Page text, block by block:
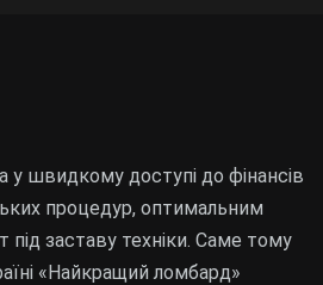
у швидкому доступі до фінансів
процедур, оптимальним
заставу техніки. Саме тому
«Найкращий ломбард»